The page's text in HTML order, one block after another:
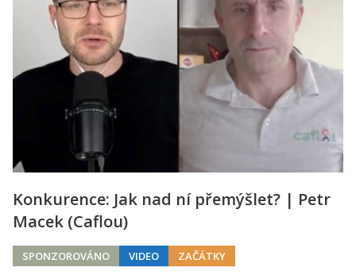
Konkurence: Jak nad ní přemýšlet? | Petr
Macek (Caflou)
SPONZOROVÁNO VIDEO ZAČÁTKY